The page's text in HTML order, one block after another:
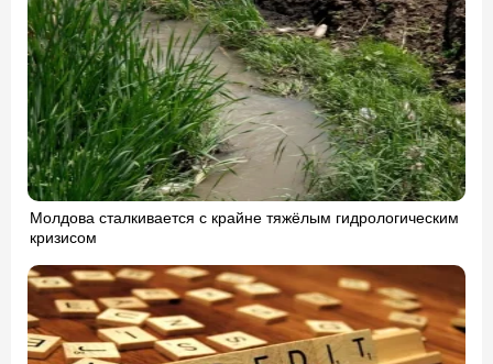
Молдова сталкивается с крайне тяжёлым гидрологическим
кризисом